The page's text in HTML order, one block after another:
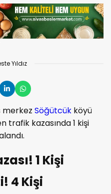
Yıldız
merkez Söğütcük köyü
trafik kazasında 1 kişi
1 Kişi
4 Kişi